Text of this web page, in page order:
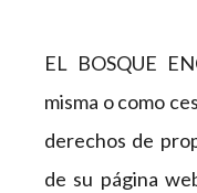
EL BOSQUE
misma o como
derechos de
de su página